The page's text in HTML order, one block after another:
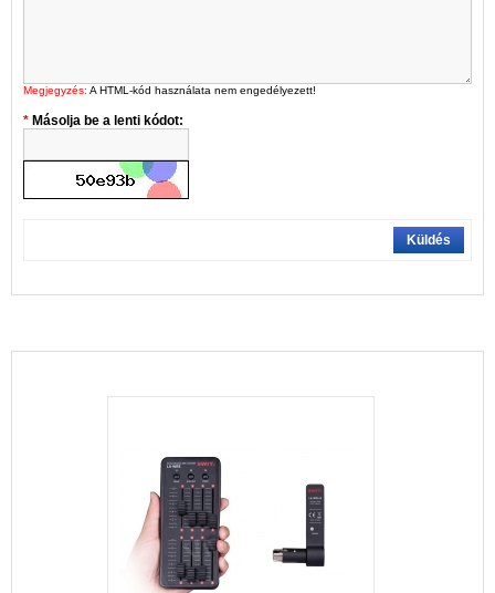
Megjegyzés: A HTML-kód használata nem engedélyezett!
Másolja be a lenti kódot:
Küldés